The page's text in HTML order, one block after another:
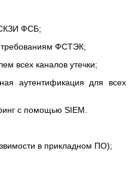
ФСБ;
ФСТЭК;
каналов утечки;
для всех
с помощью SIEM.
в прикладном ПО);